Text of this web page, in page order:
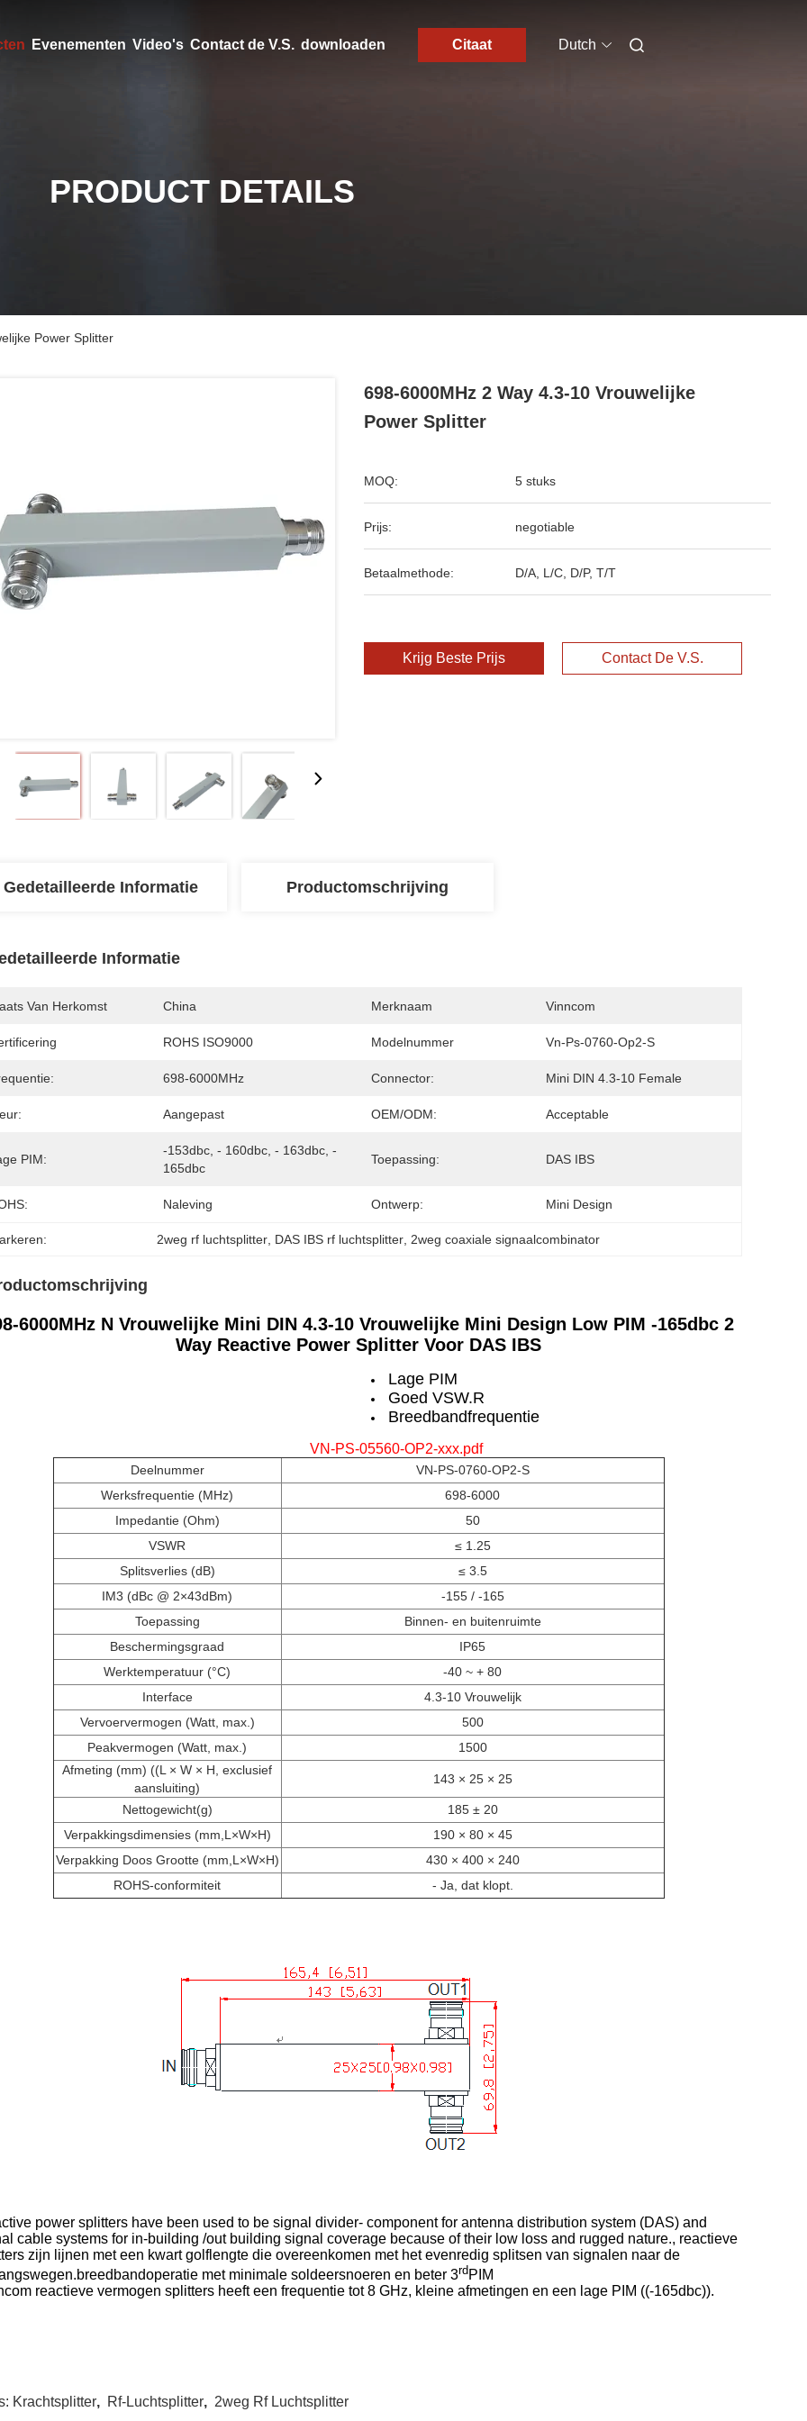
Evenementen Video's Contact de V.S. downloaden Citaat Dutch
PRODUCT DETAILS
Power Splitter
698-6000MHz 2 Way 4.3-10 Vrouwelijke
Power Splitter
MOQ: 5 stuks
Prijs: negotiable
Betaalmethode: D/A, L/C, D/P, T/T
Krijg Beste Prijs Contact De V.S.
Gedetailleerde Informatie Productomschrijving
Informatie
Van Herkomst China Merknaam Vinncom
ROHS ISO9000 Modelnummer Vn-Ps-0760-Op2-S
698-6000MHz Connector: Mini DIN 4.3-10 Female
Aangepast OEM/ODM: Acceptable
PIM:
-153dbc, - 160dbc, - 163dbc, -
165dbc
Toepassing: DAS IBS
Naleving Ontwerp: Mini Design
2weg rf luchtsplitter DAS IBS rf luchtsplitter 2weg coaxiale signaalcombinator
6000MHz N Vrouwelijke Mini DIN 4.3-10 Vrouwelijke Mini Design Low PIM -165dbc 2
Way Reactive Power Splitter Voor DAS IBS
Lage PIM
Goed VSW.R
Breedbandfrequentie
VN-PS-05560-OP2-xxx.pdf
Deelnummer
VN-PS-0760-OP2-S
Werksfrequentie (MHz)
698-6000
Impedantie (Ohm)
50
VSWR
≤ 1.25
Splitsverlies (dB)
≤ 3.5
IM3 (dBc @ 2×43dBm)
-155 / -165
Toepassing
Binnen- en buitenruimte
Beschermingsgraad
IP65
Werktemperatuur (°C)
-40 ~ + 80
Interface
4.3-10 Vrouwelijk
Vervoervermogen (Watt, max.)
500
Peakvermogen (Watt, max.)
1500
Afmeting (mm) ((L × W × H, exclusief
aansluiting)
143 × 25 × 25
Nettogewicht(g)
185 ± 20
Verpakkingsdimensies (mm,L×W×H)
190 × 80 × 45
Verpakking Doos Grootte (mm,L×W×H)
430 × 400 × 240
ROHS-conformiteit
- Ja, dat klopt.
power splitters have been used to be signal divider- component for antenna distribution system (DAS) and
cable systems for in-building /out building signal coverage because of their low loss and rugged nature., reactieve
zijn lijnen met een kwart golflengte die overeenkomen met het evenredig splitsen van signalen naar de
met minimale soldeersnoeren en beter 3rd PIM
reactieve vermogen splitters heeft een frequentie tot 8 GHz, kleine afmetingen en een lage PIM ((-165dbc)).
Krachtsplitter, Rf-Luchtsplitter, 2weg Rf Luchtsplitter